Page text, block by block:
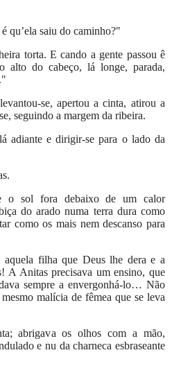
qu’ela saiu do caminho?"
torta. E cando a gente passou ê
alto do cabeço, lá longe, parada,
se, apertou a cinta, atirou a
seguindo a margem da ribeira.
adiante e dirigir-se para o lado da
o sol fora debaixo de um calor
do arado numa terra dura como
como os mais nem descanso para
filha que Deus lhe dera e a
A Anitas precisava um ensino, que
sempre a envergonhá-lo… Não
malícia de fêmea que se leva
abrigava os olhos com a mão,
e nu da charneca esbraseante